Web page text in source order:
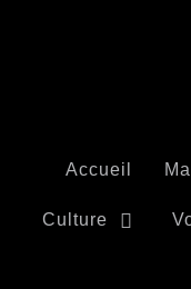
Accueil
Culture